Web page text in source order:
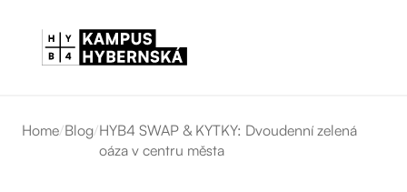
Home/Blog/HYB4 SWAP & KYTKY: Dvoudenní zelená
oáza v centru města